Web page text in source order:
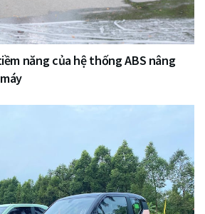
năng của hệ thống ABS nâng